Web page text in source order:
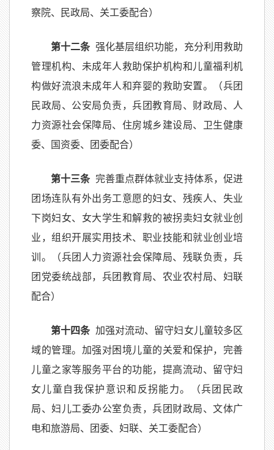
察院、民政局、关工委配合）
第十二条 强化基层组织功能，充分利用救助
管理机构、未成年人救助保护机构和儿童福利机
构做好流浪未成年人和弃婴的救助安置。（兵团
民政局、公安局负责，兵团教育局、财政局、人
力资源社会保障局、住房城乡建设局、卫生健康
委、国资委、团委配合）
第十三条 完善重点群体就业支持体系，促进
团场连队有外出务工意愿的妇女、残疾人、失业
下岗妇女、女大学生和解救的被拐卖妇女就业创
业，组织开展实用技术、职业技能和就业创业培
训。（兵团人力资源社会保障局、残联负责，兵
团党委统战部，兵团教育局、农业农村局、妇联
配合）
第十四条 加强对流动、留守妇女儿童较多区
域的管理。加强对困境儿童的关爱和保护，完善
儿童之家等服务平台的功能，提高流动、留守妇
女儿童自我保护意识和反拐能力。（兵团民政
局、妇儿工委办公室负责，兵团财政局、文体广
电和旅游局、团委、妇联、关工委配合）